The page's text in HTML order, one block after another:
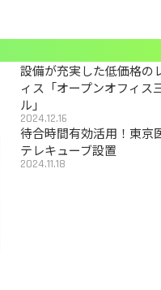
設備が充実した低価格の
ィス「オープンオフィス
ル」
2024.12.16
待合時間有効活用！東京
テレキューブ設置
2024.11.18